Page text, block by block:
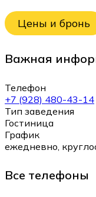
Цены и бронь
Важная
Телефон
+7 (928) 480-43-14
Тип заведения
Гостиница
График
ежедневно,
Все телефоны